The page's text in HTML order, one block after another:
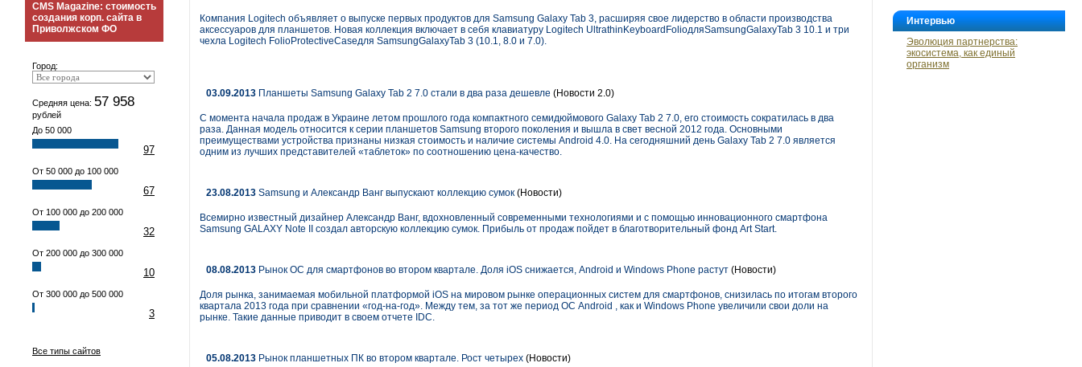
CMS Magazine: стоимость
создания корп. сайта в
Приволжском ФО
Город:
Средняя цена: 57 958
рублей
До 50 000
97
От 50 000 до 100 000
67
От 100 000 до 200 000
32
От 200 000 до 300 000
10
От 300 000 до 500 000
3
Все типы сайтов
Интервью
Эволюция партнерства:
экосистема, как единый
организм
Компания Logitech объявляет о выпуске первых продуктов для Samsung Galaxy Tab 3, расширяя свое лидерство в области производства
аксессуаров для планшетов. Новая коллекция включает в себя клавиатуру Logitech UltrathinKeyboardFolioдляSamsungGalaxyTab 3 10.1 и три
чехла Logitech FolioProtectiveCaseдля SamsungGalaxyTab 3 (10.1, 8.0 и 7.0).
03.09.2013 Планшеты Samsung Galaxy Tab 2 7.0 стали в два раза дешевле (Новости 2.0)
С момента начала продаж в Украине летом прошлого года компактного семидюймового Galaxy Tab 2 7.0, его стоимость сократилась в два
раза. Данная модель относится к серии планшетов Samsung второго поколения и вышла в свет весной 2012 года. Основными
преимуществами устройства признаны низкая стоимость и наличие системы Android 4.0. На сегодняшний день Galaxy Tab 2 7.0 является
одним из лучших представителей «таблеток» по соотношению цена-качество.
23.08.2013 Samsung и Александр Ванг выпускают коллекцию сумок (Новости)
Всемирно известный дизайнер Александр Ванг, вдохновленный современными технологиями и с помощью инновационного смартфона
Samsung GALAXY Note II создал авторскую коллекцию сумок. Прибыль от продаж пойдет в благотворительный фонд Art Start.
08.08.2013 Рынок ОС для смартфонов во втором квартале. Доля iOS снижается, Android и Windows Phone растут (Новости)
Доля рынка, занимаемая мобильной платформой iOS на мировом рынке операционных систем для смартфонов, снизилась по итогам второго
квартала 2013 года при сравнении «год-на-год». Между тем, за тот же период ОС Android , как и Windows Phone увеличили свои доли на
рынке. Такие данные приводит в своем отчете IDC.
05.08.2013 Рынок планшетных ПК во втором квартале. Рост четырех (Новости)